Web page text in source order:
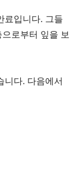
료입니다. 그들
로부터 잎을 보
니다. 다음에서